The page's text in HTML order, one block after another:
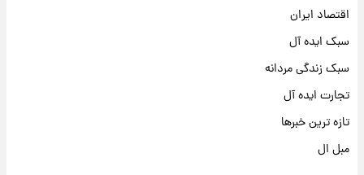
اقتصاد ایران
سبک ایده آل
سبک زندگی مردانه
تجارت ایده آل
تازه ترین خبرها
مبل ال